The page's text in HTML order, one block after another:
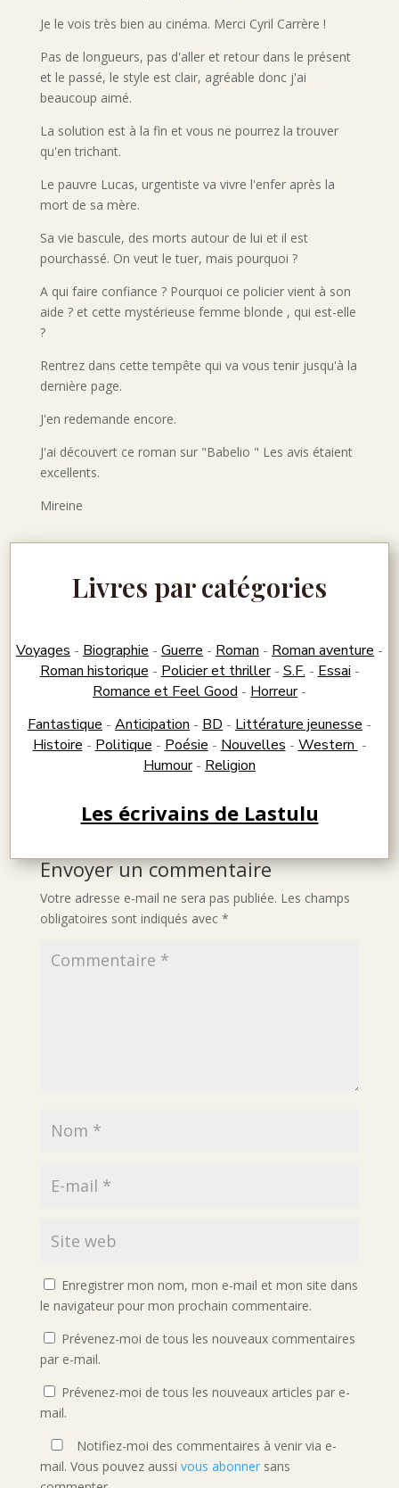
Je le vois très bien au cinéma. Merci Cyril Carrère !
Pas de longueurs, pas d'aller et retour dans le présent
et le passé, le style est clair, agréable donc j'ai
beaucoup aimé.
La solution est à la fin et vous ne pourrez la trouver
qu'en trichant.
Le pauvre Lucas, urgentiste va vivre l'enfer après la
mort de sa mère.
Sa vie bascule, des morts autour de lui et il est
pourchassé. On veut le tuer, mais pourquoi ?
A qui faire confiance ? Pourquoi ce policier vient à son
aide ? et cette mystérieuse femme blonde , qui est-elle
?
Rentrez dans cette tempête qui va vous tenir jusqu'à la
dernière page.
J'en redemande encore.
J'ai découvert ce roman sur "Babelio " Les avis étaient
excellents.
Mireine
Livres par catégories
Voyages - Biographie - Guerre - Roman - Roman aventure -
Roman historique - Policier et thriller- S.F. - Essai -
Romance et Feel Good - Horreur-
Fantastique - Anticipation - BD - Littérature jeunesse -
Histoire - Politique - Poésie - Nouvelles - Western -
Humour- Religion
Les écrivains de Lastulu
Envoyer un commentaire
Votre adresse e-mail ne sera pas publiée. Les champs
obligatoires sont indiqués avec *
Enregistrer mon nom, mon e-mail et mon site dans
le navigateur pour mon prochain commentaire.
Prévenez-moi de tous les nouveaux commentaires
par e-mail.
Prévenez-moi de tous les nouveaux articles par e-
mail.
Notifiez-moi des commentaires à venir via e-
mail. Vous pouvez aussi vous abonnersans